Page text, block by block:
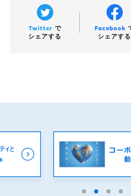
Twitter で
シェアする
Facebook
シェアする